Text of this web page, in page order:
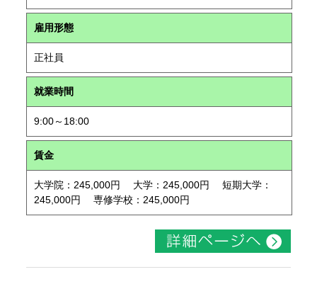
雇用形態
正社員
就業時間
9:00～18:00
賃金
大学院：245,000円 大学：245,000円 短期大学：
245,000円 専修学校：245,000円